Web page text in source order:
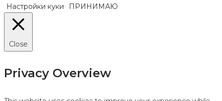
Настройки куки
ПРИНИМАЮ
Close
Privacy Overview